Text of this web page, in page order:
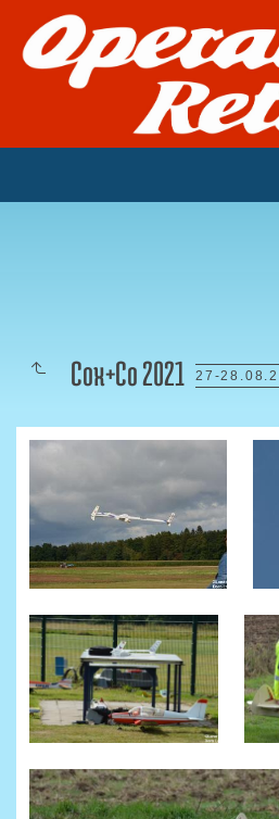
Cox+Co 2021 27-